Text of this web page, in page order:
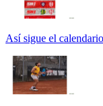
Así sigue el